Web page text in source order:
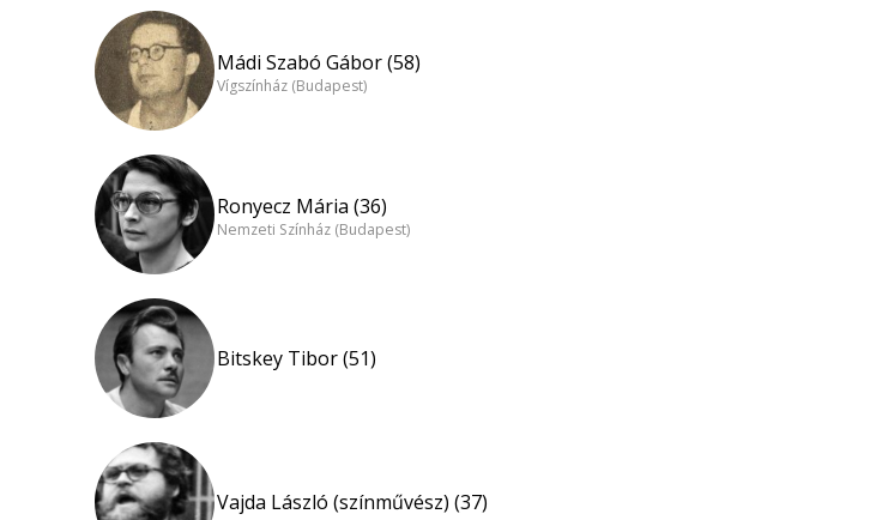
Mádi Szabó Gábor (58)
Vígszínház (Budapest)
Ronyecz Mária (36)
Nemzeti Színház (Budapest)
Bitskey Tibor (51)
Vajda László (színművész) (37)